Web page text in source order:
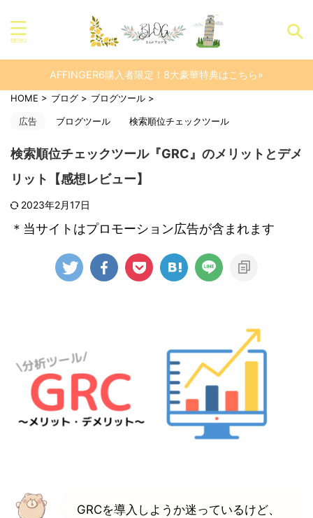
AFFINGER6購入者限定！8大豪華特典はこちら»
HOME > ブログ > ブログツール >
広告 ブログツール 検索順位チェックツール
検索順位チェックツール『GRC』のメリットとデメ
リット【感想レビュー】
2023年2月17日
＊当サイトはプロモーション広告が含まれます
GRCを導入しようか迷っているけど、